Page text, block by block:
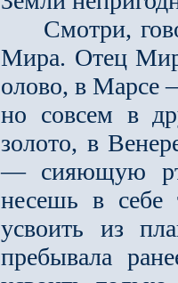
Смотри,
Мира. Отец
олово, в Марсе
но совсем в
золото, в
— сияющую
несешь в себе
усвоить из
пребывала